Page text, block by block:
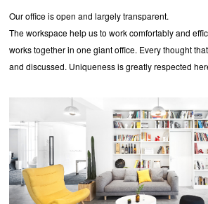
Our office is open and largely transparent.
The workspace help us to work comfortably and
works together in one giant office. Every thought
and discussed. Uniqueness is greatly respected